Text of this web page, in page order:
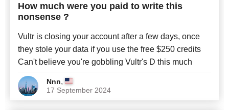
How much were you paid to write this
nonsense ?
Vultr is closing your account after a few days, once
they stole your data if you use the free $250 credits
Can't believe you're gobbling Vultr's D this much
Nnn,
17 September 2024